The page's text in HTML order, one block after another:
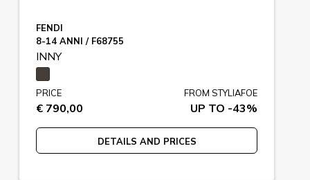
FENDI
8-14 ANNI / F68755
INNY
PRICE
€ 790,00
FROM STYLIAFOE
UP TO -43%
DETAILS AND PRICES